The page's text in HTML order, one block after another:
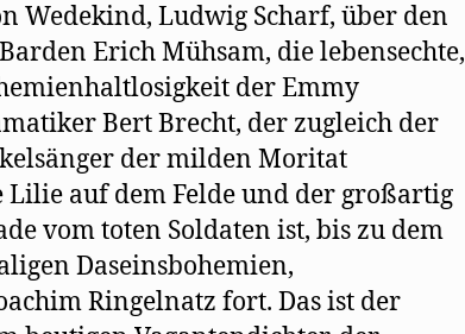
Wedekind, Ludwig Scharf, über den
Erich Mühsam, die lebensechte,
der Emmy
Bert Brecht, der zugleich der
der milden Moritat
Lilie auf dem Felde und der großartig
vom toten Soldaten ist, bis zu dem
Daseinsbohemien,
Ringelnatz fort. Das ist der